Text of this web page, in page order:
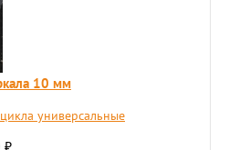
10 мм
универсальные
₽